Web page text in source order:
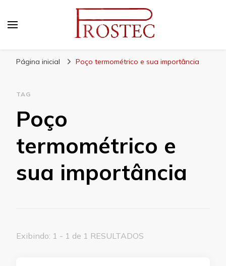
Página inicial Poço termométrico e sua importância
TAG
Poço
termométrico e
sua importância
Exibindo: 1 - 1 de 1 RESULTADOS